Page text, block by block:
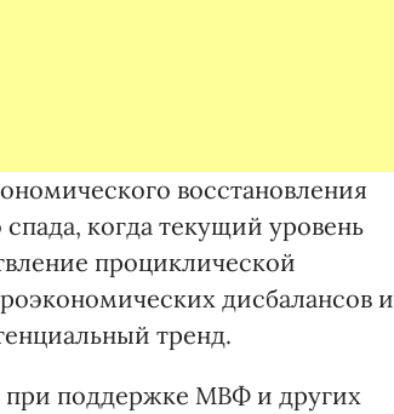
восстановления
когда текущий уровень
проциклической
дисбалансов и
тренд.
поддержке МВФ и других